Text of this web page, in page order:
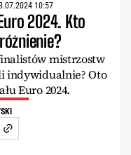
10:57
2024. Kto
mistrzostw
indywidualnie? Oto
Euro 2024.